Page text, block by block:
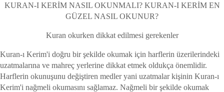
KURAN-I KERİM NASIL OKUNMALI? KURAN-I KERİM EN
GÜZEL NASIL OKUNUR?
Kuran okurken dikkat edilmesi gerekenler
Kuran-ı Kerim'i doğru bir şekilde okumak için harflerin üzerilerindeki
uzatmalarına ve mahreç yerlerine dikkat etmek oldukça önemlidir.
Harflerin okunuşunu değiştiren medler yani uzatmalar kişinin Kuran-ı
Kerim'i nağmeli okumasını sağlamaz. Nağmeli bir şekilde okumak